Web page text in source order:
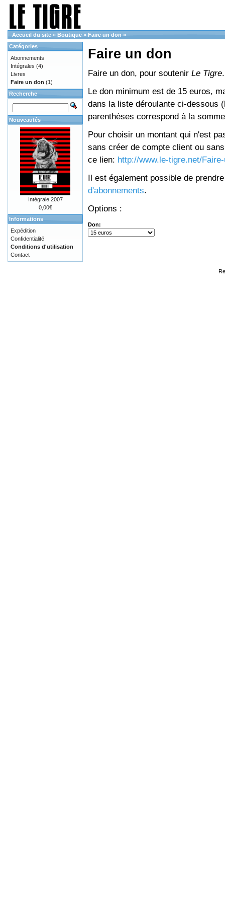
Accueil du site » Boutique » Faire un don »
Faire un don
Faire un don, pour soutenir Le Tigre.
Le don minimum est de 15 euros,
dans la liste déroulante ci-dessous
parenthèses correspond à la
Pour choisir un montant qui n'est
sans créer de compte client ou
ce lien: http://www.le-tigre.net/
Il est également possible de
d'abonnements.
Options :
Don:
Catégories
Abonnements
Intégrales (4)
Livres
Faire un don (1)
Recherche
Nouveautés
Intégrale 2007
0,00€
Informations
Expédition
Confidentialité
Conditions d'utilisation
Contact